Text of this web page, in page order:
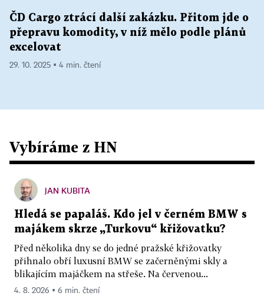
ČD Cargo ztrácí další zakázku. Přitom jde o
přepravu komodity, v níž mělo podle plánů
excelovat
29. 10. 2025 ▪ 4 min. čtení
Vybíráme z HN
JAN KUBITA
Hledá se papaláš. Kdo jel v černém BMW s
majákem skrze „Turkovu“ křižovatku?
Před několika dny se do jedné pražské křižovatky
přihnalo obří luxusní BMW se začerněnými skly a
blikajícím majáčkem na střeše. Na červenou...
4. 8. 2026 ▪ 6 min. čtení